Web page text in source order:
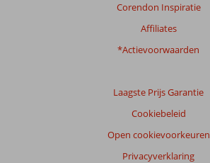
Corendon Inspiratie
Affiliates
*Actievoorwaarden
Laagste Prijs Garantie
Cookiebeleid
Open cookievoorkeuren
Privacyverklaring